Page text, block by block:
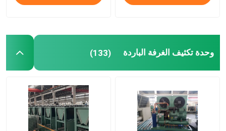
وحدة تكثيف الغرفة الباردة (133)